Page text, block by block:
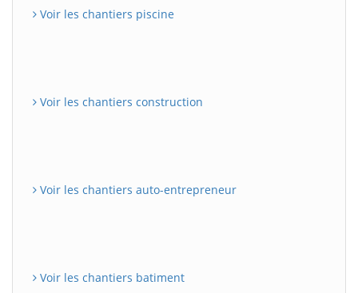
Voir les chantiers piscine
Voir les chantiers construction
Voir les chantiers auto-entrepreneur
Voir les chantiers batiment